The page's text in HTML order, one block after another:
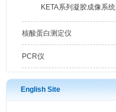
KETA系列凝胶成像系统
核酸蛋白测定仪
PCR仪
English Site